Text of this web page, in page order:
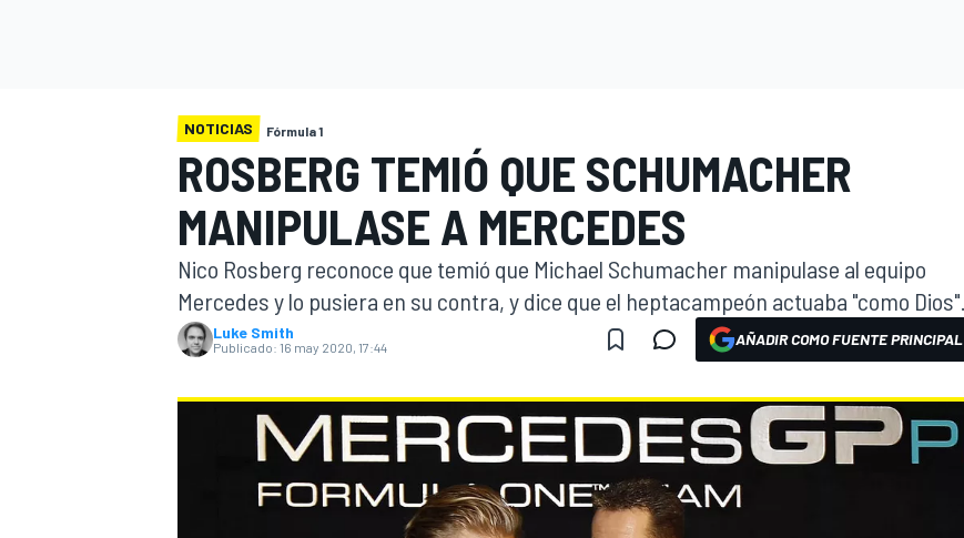
NOTICIAS Fórmula 1
ROSBERG TEMIÓ QUE SCHUMACHER
MANIPULASE A MERCEDES
Nico Rosberg reconoce que temió que Michael Schumacher manipulase al equipo
Mercedes y lo pusiera en su contra, y dice que el heptacampeón actuaba "como Dios".
Luke Smith
Publicado: 16 may 2020, 17:44 AÑADIR COMO FUENTE PRINCIPAL